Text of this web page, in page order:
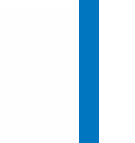
Sanaky Inverter VH-